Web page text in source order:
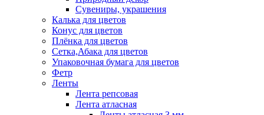
Сувениры, украшения
Калька для цветов
Конус для цветов
Плёнка для цветов
Сетка,Абака для цветов
Упаковочная бумага для цветов
Фетр
Ленты
Лента репсовая
Лента атласная